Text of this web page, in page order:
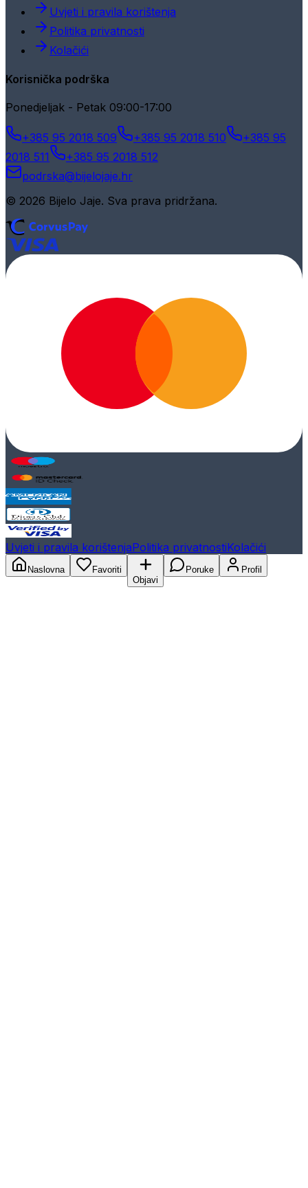
Uvjeti i pravila korištenja
Politika privatnosti
Kolačići
Korisnička podrška
Ponedjeljak - Petak 09:00-17:00
+385 95 2018 509 +385 95 2018 510
+385 95
2018 511
+385 95 2018 512
podrska@bijelojaje.hr
© 2026 Bijelo Jaje. Sva prava pridržana.
Uvjeti i pravila korištenjaPolitika privatnostiKolačići
Naslovna
Favoriti
Objavi
Poruke Profil